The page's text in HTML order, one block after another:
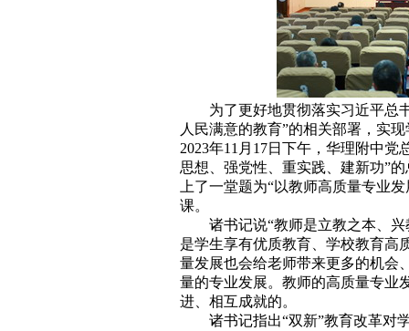
为了更好地贯彻落实习近平总
人民满意的教育”的相关部署，实
2023年11月17日下午，华理附中
思想、强党性、重实践、建新功”
上了一堂题为“以教师高质量专业
课。
诸书记说“教师是立教之本、
是学生享有优质教育、学校教育高
量发展也会给老师带来更多的机会
量的专业发展。教师的高质量专业
进、相互成就的。
诸书记指出“双新”教育改革对